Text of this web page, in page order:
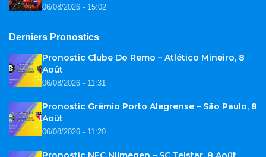
06/08/2026 - 15:02
Derniers Pronostics
Pronostic Clube Do Remo – Atlético Mineiro, 8
Août
06/08/2026 - 11:31
Pronostic Grêmio Porto Alegrense – São Paulo, 8
Août
06/08/2026 - 11:20